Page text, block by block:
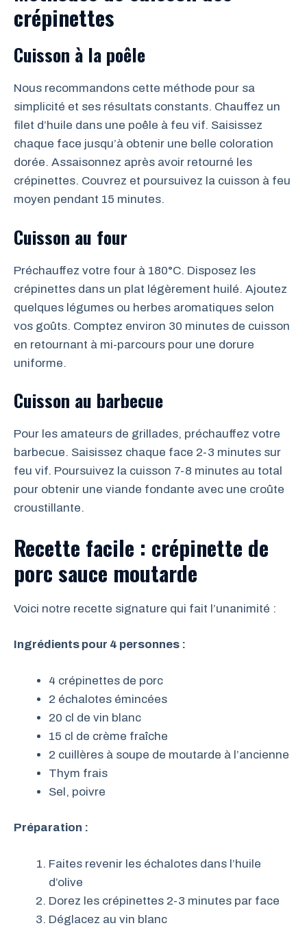
crépinettes
Cuisson à la poêle
Nous recommandons cette méthode pour sa
simplicité et ses résultats constants. Chauffez un
filet d’huile dans une poêle à feu vif. Saisissez
chaque face jusqu’à obtenir une belle coloration
dorée. Assaisonnez après avoir retourné les
crépinettes. Couvrez et poursuivez la cuisson à feu
moyen pendant 15 minutes.
Cuisson au four
Préchauffez votre four à 180°C. Disposez les
crépinettes dans un plat légèrement huilé. Ajoutez
quelques légumes ou herbes aromatiques selon
vos goûts. Comptez environ 30 minutes de cuisson
en retournant à mi-parcours pour une dorure
uniforme.
Cuisson au barbecue
Pour les amateurs de grillades, préchauffez votre
barbecue. Saisissez chaque face 2-3 minutes sur
feu vif. Poursuivez la cuisson 7-8 minutes au total
pour obtenir une viande fondante avec une croûte
croustillante.
Recette facile : crépinette de
porc sauce moutarde
Voici notre recette signature qui fait l’unanimité :
Ingrédients pour 4 personnes :
4 crépinettes de porc
2 échalotes émincées
20 cl de vin blanc
15 cl de crème fraîche
2 cuillères à soupe de moutarde à l’ancienne
Thym frais
Sel, poivre
Préparation :
Faites revenir les échalotes dans l’huile
d’olive
Dorez les crépinettes 2-3 minutes par face
Déglacez au vin blanc